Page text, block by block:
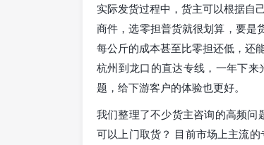
实际发货过程中，货主可以根据自
商件，选零担普货就很划算，要是
每公斤的成本甚至比零担还低，还
杭州到龙口的直达专线，一年下
题，给下游客户的体验也更好。
我们整理了不少货主咨询的高频
可以上门取货？ 目前市场上主流